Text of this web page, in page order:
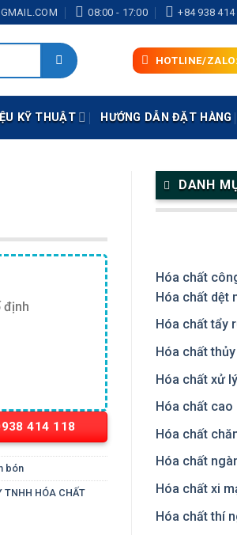
08:00 - 17:00 +84 938
HOTLINE/
KỸ THUẬT HƯỚNG DẪN ĐẶT HÀNG
định
414 118
bón
TNHH HÓA CHẤT
DANH
Hóa chất
Hóa chất dệt
Hóa chất tẩy
Hóa chất
Hóa chất xử
Hóa chất cao
Hóa chất
Hóa chất
Hóa chất xi
Hóa chất thí